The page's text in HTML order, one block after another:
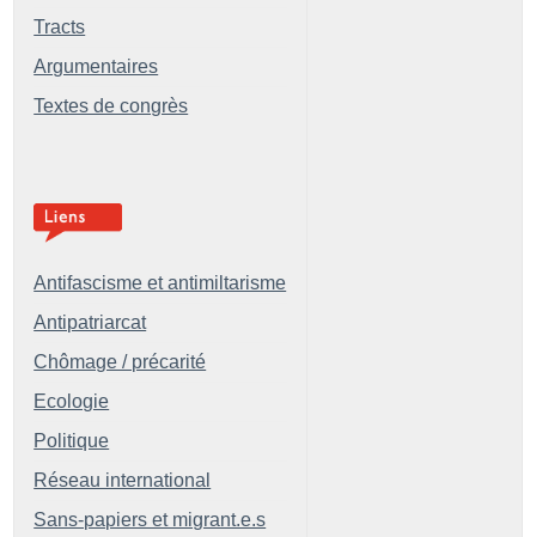
Tracts
Argumentaires
Textes de congrès
Antifascisme et antimiltarisme
Antipatriarcat
Chômage / précarité
Ecologie
Politique
Réseau international
Sans-papiers et migrant.e.s